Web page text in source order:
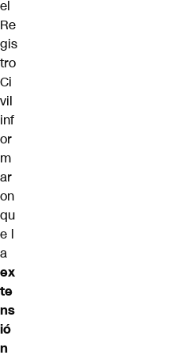
el
Re
gis
tro
Ci
vil
inf
or
m
ar
on
qu
e l
a
ex
te
ns
ió
n